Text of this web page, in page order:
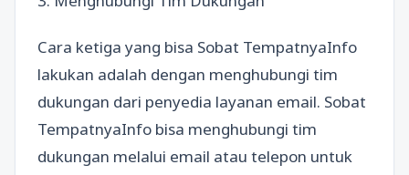
Cara ketiga yang bisa Sobat TempatnyaInfo
lakukan adalah dengan menghubungi tim
dukungan dari penyedia layanan email. Sobat
TempatnyaInfo bisa menghubungi tim
dukungan melalui email atau telepon untuk